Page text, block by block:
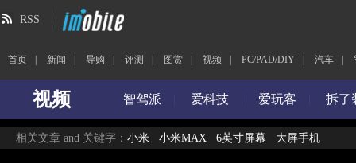
RSS
首页 新闻 导购 评测 图赏 视频 PC/PAD/DIY 汽车
视频 智驾派 爱科技 爱玩客 拆了
相关文章 and 关键字： 小米 小米MAX 6英寸屏幕 大屏手机